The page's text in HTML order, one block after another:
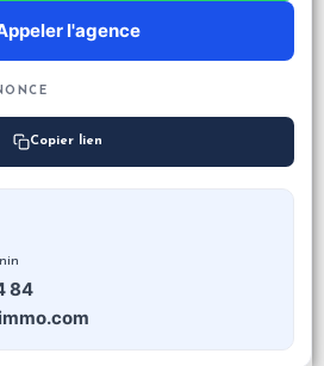
l'agence
Copier lien
84